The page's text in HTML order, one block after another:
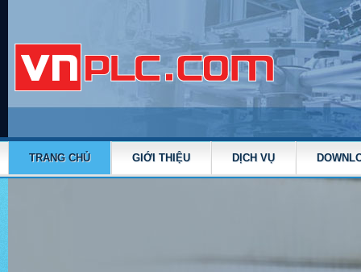
TRANG CHỦ GIỚI THIỆU DỊCH VỤ